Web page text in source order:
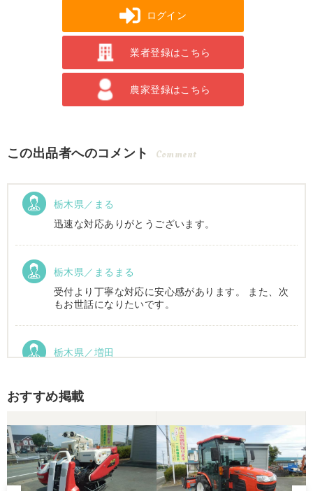
ログイン
業者登録はこちら
農家登録はこちら
この出品者へのコメント Comment
栃木県／まる
迅速な対応ありがとうございます。
栃木県／まるまる
受付より丁寧な対応に安心感があります。 また、次
もお世話になりたいです。
栃木県／増田
おすすめ掲載